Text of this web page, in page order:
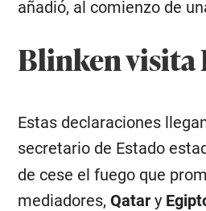
añadió, al comienzo de
Blinken visita
Estas declaraciones
secretario de Estado
de cese el fuego que
mediadores, Qatary